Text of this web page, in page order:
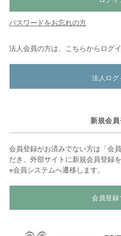
パスワードをお忘れの方
法人会員の方は、こちらからログ
法人ログ
新規会
会員登録がお済みでない方は「会
だき、外部サイトに新規会員登録
※会員システムへ遷移します。
会員登録